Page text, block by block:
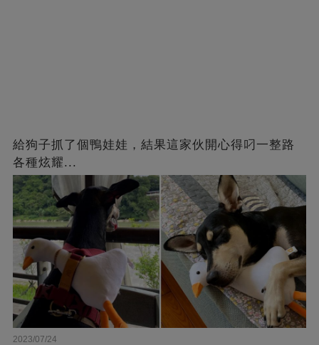
給狗子抓了個鴨娃娃，結果這家伙開心得叼一整路
各種炫耀...
2023/07/24